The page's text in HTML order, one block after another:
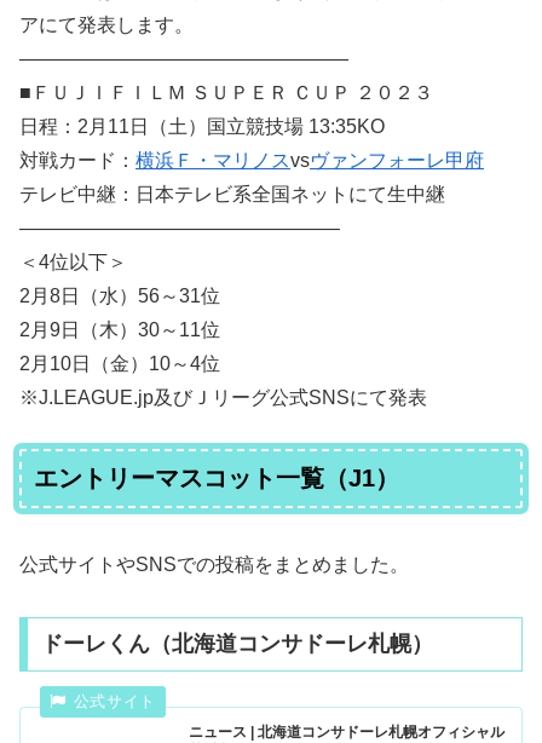
アにて発表します。
—————————————————
■ＦＵＪＩＦＩＬＭ ＳＵＰＥＲ ＣＵＰ ２０２３
日程：2月11日（土）国立競技場 13:35KO
対戦カード： 横浜Ｆ・マリノスvsヴァンフォーレ甲府
テレビ中継：日本テレビ系全国ネットにて生中継
————————————————–
＜4位以下＞
2月8日（水）56～31位
2月9日（木）30～11位
2月10日（金）10～4位
※J.LEAGUE.jp及びＪリーグ公式SNSにて発表
エントリーマスコット一覧（J1）
公式サイトやSNSでの投稿をまとめました。
ドーレくん（北海道コンサドーレ札幌）
ニュース | 北海道コンサドーレ札幌オフィシャル